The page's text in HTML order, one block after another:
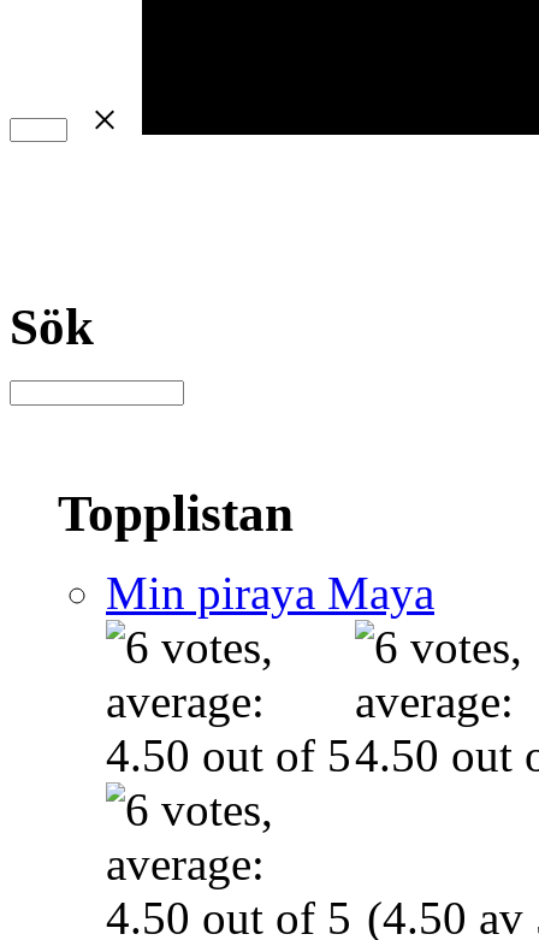
×
Sök
Topplistan
Min piraya Maya
(4.50 av